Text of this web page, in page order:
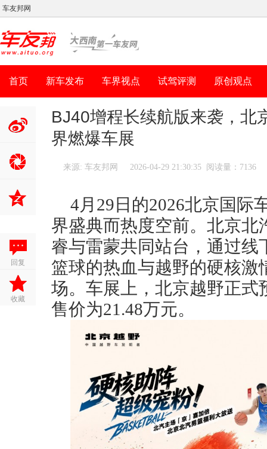
车友邦网
首页 新车发布 车界视点 试驾评测 原创观点
浪微博
回复
收藏
BJ40增程长续航版来袭，北
界燃爆车展
来源: 车友邦网 2026-04-29 21:30:35 阅读量：7136
4月29日的2026北京国际
界盛典而热度空前。北京
睿与雷蒙共同站台，通过
篮球的热血与越野的硬核
场。车展上，北京越野正式
售价为21.48万元。